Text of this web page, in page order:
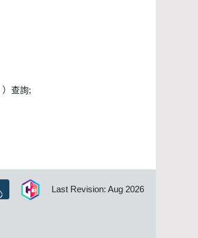
）查詢;
Last Revision: Aug 2026